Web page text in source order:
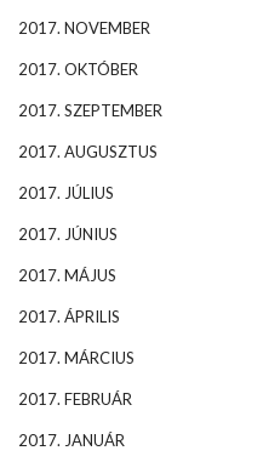
2017. NOVEMBER
2017. OKTÓBER
2017. SZEPTEMBER
2017. AUGUSZTUS
2017. JÚLIUS
2017. JÚNIUS
2017. MÁJUS
2017. ÁPRILIS
2017. MÁRCIUS
2017. FEBRUÁR
2017. JANUÁR